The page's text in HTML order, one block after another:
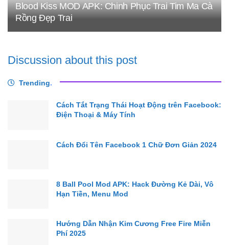
Blood Kiss MOD APK: Chinh Phục Trai Tim Ma Cà
Rồng Đẹp Trai
Discussion about this post
Trending.
Cách Tắt Trạng Thái Hoạt Động trên Facebook:
Điện Thoại & Máy Tính
Cách Đổi Tên Facebook 1 Chữ Đơn Giản 2024
8 Ball Pool Mod APK: Hack Đường Kẻ Dài, Vô
Hạn Tiền, Menu Mod
Hướng Dẫn Nhận Kim Cương Free Fire Miễn
Phí 2025